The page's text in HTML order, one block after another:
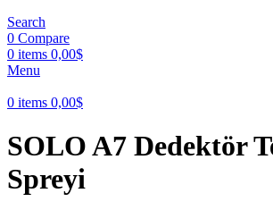
Search
0 Compare
0 items 0,00$
Menu
0 items 0,00$
SOLO A7 Dedektör
Spreyi